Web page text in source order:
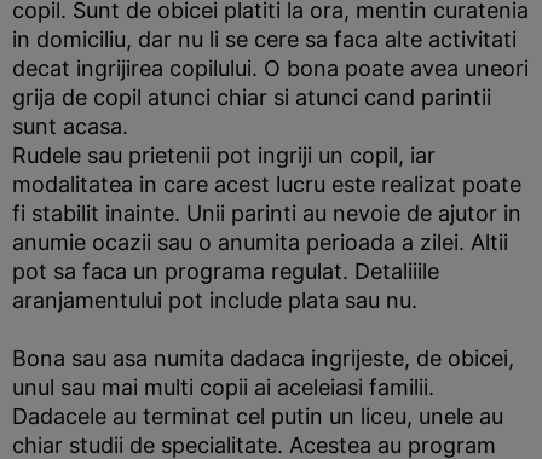
copil. Sunt de obicei platiti la ora, mentin curatenia
in domiciliu, dar nu li se cere sa faca alte activitati
decat ingrijirea copilului. O bona poate avea uneori
grija de copil atunci chiar si atunci cand parintii
sunt acasa.
Rudele sau prietenii pot ingriji un copil, iar
modalitatea in care acest lucru este realizat poate
fi stabilit inainte. Unii parinti au nevoie de ajutor in
anumie ocazii sau o anumita perioada a zilei. Altii
pot sa faca un programa regulat. Detaliiile
aranjamentului pot include plata sau nu.
Bona sau asa numita dadaca ingrijeste, de obicei,
unul sau mai multi copii ai aceleiasi familii.
Dadacele au terminat cel putin un liceu, unele au
chiar studii de specialitate. Acestea au program